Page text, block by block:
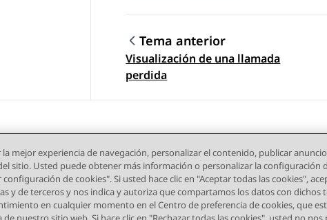
Navegación de tema
Tema anterior
Visualización de una llamada
perdida
Mapa del sitio Condiciones de Uso Privacidad
mejor experiencia de navegación, personalizar el contenido, publicar
sitio. Usted puede obtener más información o personalizar la configuración
de cookies". Si usted hace clic en "Aceptar todas las cookies",
y de terceros y nos indica y autoriza que compartamos los datos con dichos
en cualquier momento en el Centro de preferencia de cookies, que